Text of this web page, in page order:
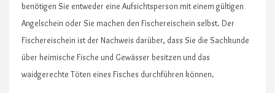
benötigen Sie entweder eine Aufsichtsperson mit einem gültigen
Angelschein oder Sie machen den Fischereischein selbst. Der
Fischereischein ist der Nachweis darüber, dass Sie die Sachkunde
über heimische Fische und Gewässer besitzen und das
waidgerechte Töten eines Fisches durchführen können.